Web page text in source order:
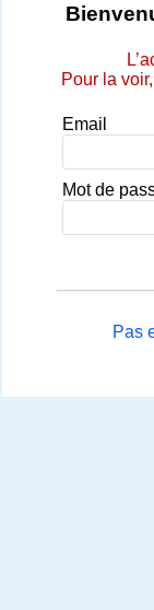
Pour la
Email
Mot de
Pas